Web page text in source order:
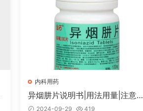
内科用药
异烟肼片说明书|用法用量|注意事
项 2024-09-29 419